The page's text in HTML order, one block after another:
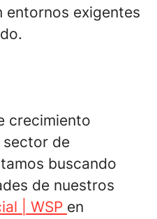
entornos exigentes
crecimiento
sector de
buscando
de nuestros
| WSP en